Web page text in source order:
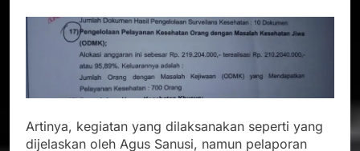
Artinya, kegiatan yang dilaksanakan seperti yang
dijelaskan oleh Agus Sanusi, namun pelaporan